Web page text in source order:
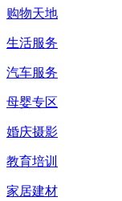
购物天地
生活服务
汽车服务
母婴专区
婚庆摄影
教育培训
家居建材